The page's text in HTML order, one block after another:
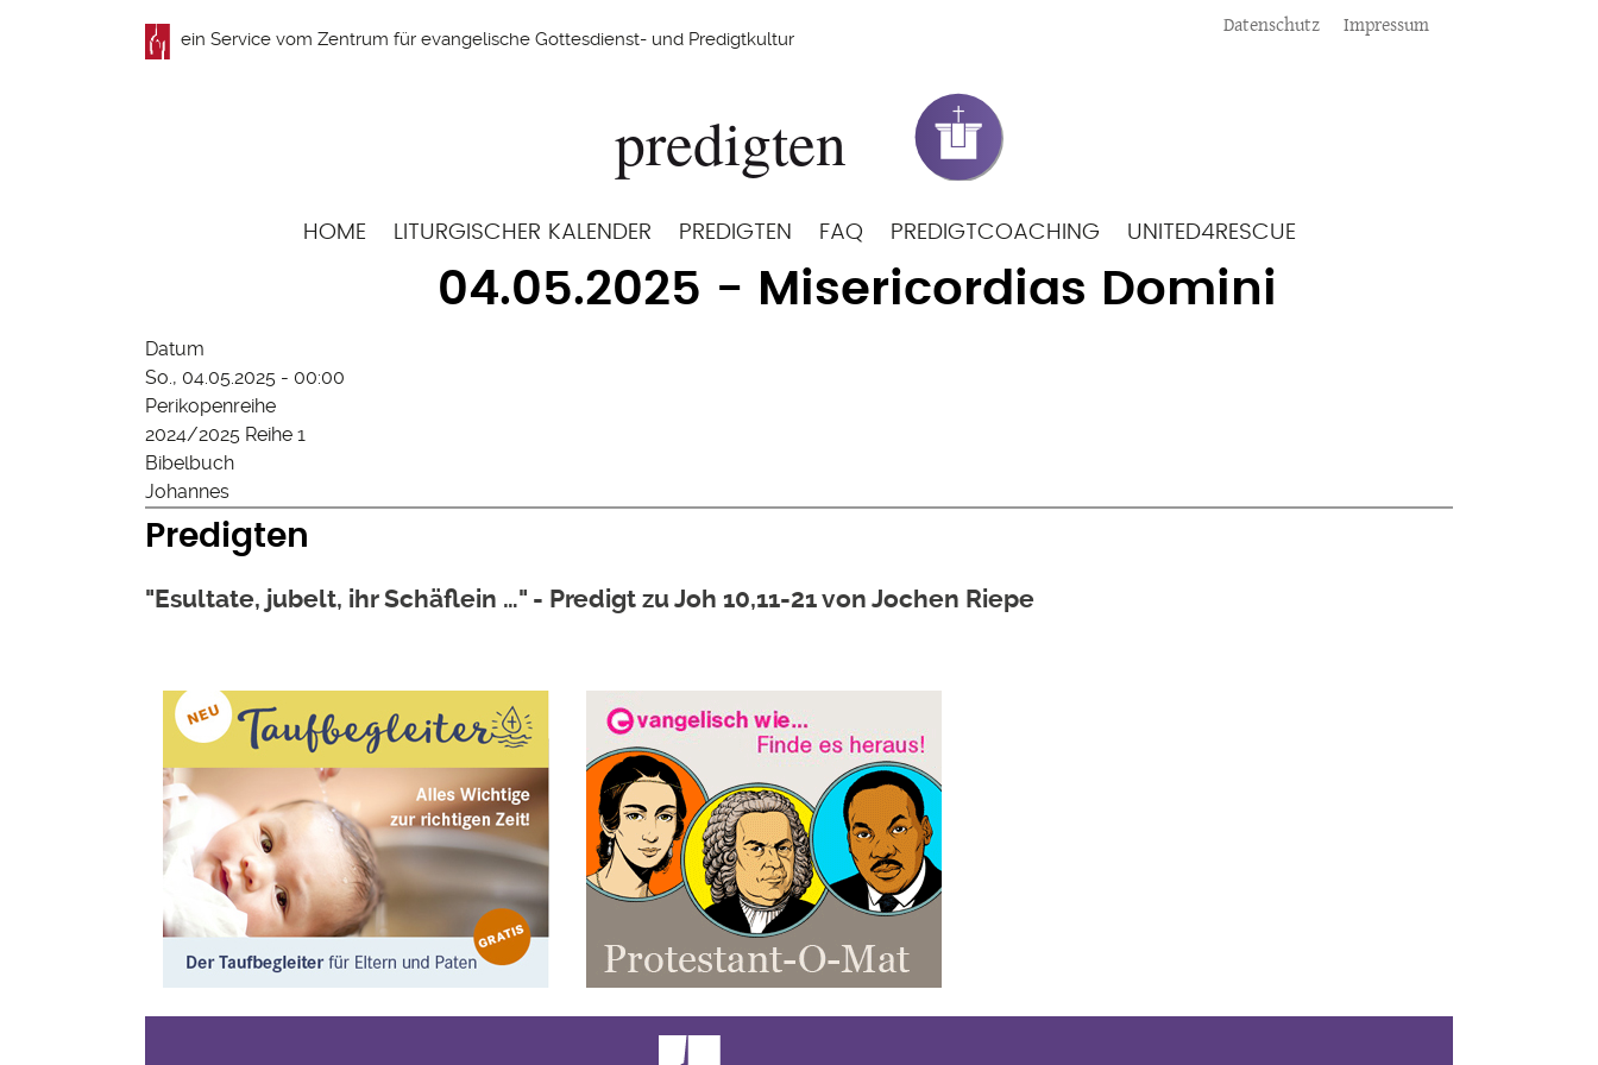
ein Service vom Zentrum für evangelische Gottesdienst- und Predigtkultur
Meta
Datenschutz Impressum
Hauptnavigation
HOME LITURGISCHER KALENDER PREDIGTEN FAQ PREDIGTCOACHING UNITED4RESCUE
04.05.2025 - Misericordias Domini
Datum
So., 04.05.2025 - 00:00
Perikopenreihe
2024/2025 Reihe 1
Bibelbuch
Johannes
Predigten
"Esultate, jubelt, ihr Schäflein …" - Predigt zu Joh 10,11-21 von Jochen Riepe